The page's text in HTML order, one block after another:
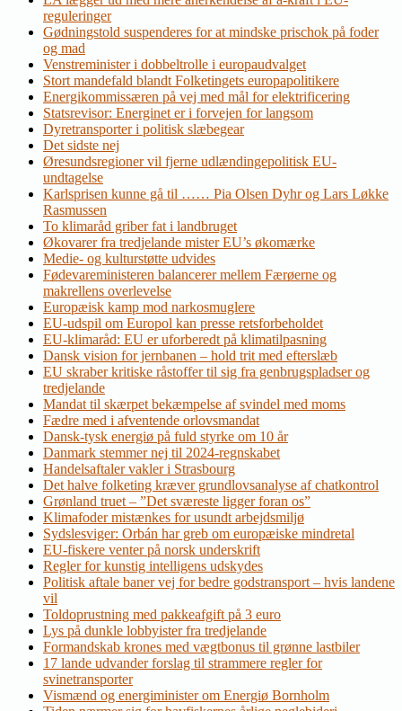
reguleringer
Gødningstold suspenderes for at mindske prischok på foder
og mad
Venstreminister i dobbeltrolle i europaudvalget
Stort mandefald blandt Folketingets europapolitikere
Energikommissæren på vej med mål for elektrificering
Statsrevisor: Energinet er i forvejen for langsom
Dyretransporter i politisk slæbegear
Det sidste nej
Øresundsregioner vil fjerne udlændingepolitisk EU-
undtagelse
Karlsprisen kunne gå til …… Pia Olsen Dyhr og Lars Løkke
Rasmussen
To klimaråd griber fat i landbruget
Økovarer fra tredjelande mister EU’s økomærke
Medie- og kulturstøtte udvides
Fødevareministeren balancerer mellem Færøerne og
makrellens overlevelse
Europæisk kamp mod narkosmuglere
EU-udspil om Europol kan presse retsforbeholdet
EU-klimaråd: EU er uforberedt på klimatilpasning
Dansk vision for jernbanen – hold trit med efterslæb
EU skraber kritiske råstoffer til sig fra genbrugspladser og
tredjelande
Mandat til skærpet bekæmpelse af svindel med moms
Fædre med i afventende orlovsmandat
Dansk-tysk energiø på fuld styrke om 10 år
Danmark stemmer nej til 2024-regnskabet
Handelsaftaler vakler i Strasbourg
Det halve folketing kræver grundlovsanalyse af chatkontrol
Grønland truet – ”Det sværeste ligger foran os”
Klimafoder mistænkes for usundt arbejdsmiljø
Sydslesviger: Orbán har greb om europæiske mindretal
EU-fiskere venter på norsk underskrift
Regler for kunstig intelligens udskydes
Politisk aftale baner vej for bedre godstransport – hvis landene
vil
Toldoprustning med pakkeafgift på 3 euro
Lys på dunkle lobbyister fra tredjelande
Formandskab krones med vægtbonus til grønne lastbiler
17 lande udvander forslag til strammere regler for
svinetransporter
Vismænd og energiminister om Energiø Bornholm